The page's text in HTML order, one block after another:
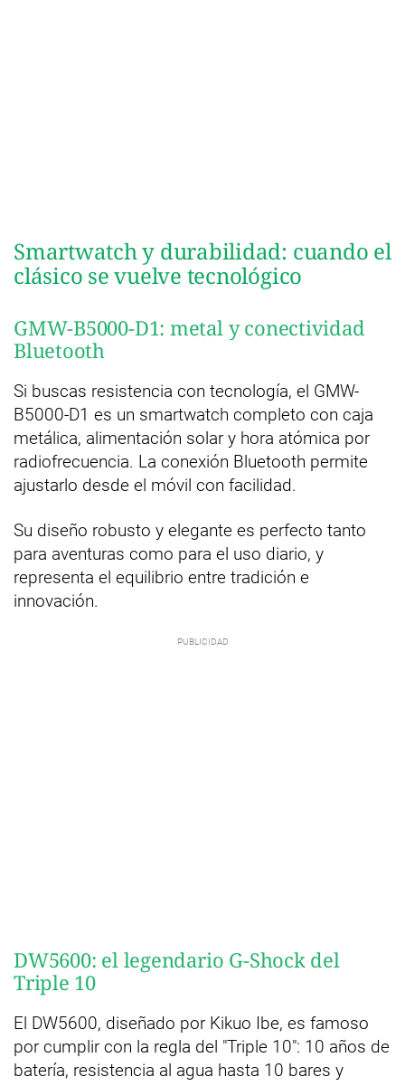
Smartwatch y durabilidad: cuando el
clásico se vuelve tecnológico
GMW-B5000-D1: metal y conectividad
Bluetooth
Si buscas resistencia con tecnología, el GMW-
B5000-D1 es un smartwatch completo con caja
metálica, alimentación solar y hora atómica por
radiofrecuencia. La conexión Bluetooth permite
ajustarlo desde el móvil con facilidad.
Su diseño robusto y elegante es perfecto tanto
para aventuras como para el uso diario, y
representa el equilibrio entre tradición e
innovación.
DW5600: el legendario G-Shock del
Triple 10
El DW5600, diseñado por Kikuo Ibe, es famoso
por cumplir con la regla del "Triple 10": 10 años de
batería, resistencia al agua hasta 10 bares y